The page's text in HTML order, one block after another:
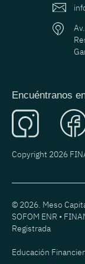
Encuéntranos
Copyright 2026
© 2026. Meso
SOFOM ENR •
Registrada
Educación